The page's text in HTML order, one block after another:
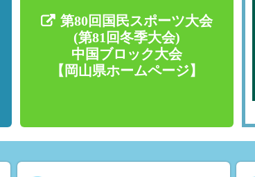
第80回国民スポーツ大会
(第81回冬季大会)
中国ブロック大会
【岡山県ホームページ】